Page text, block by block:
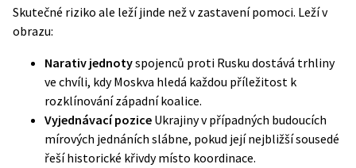
Skutečné riziko ale leží jinde než v zastavení pomoci. Leží v
obrazu:
Narativ jednotyspojenců proti Rusku dostává trhliny
ve chvíli, kdy Moskva hledá každou příležitost k
rozklínování západní koalice.
Vyjednávací pozice Ukrajiny v případných budoucích
mírových jednáních slábne, pokud její nejbližší sousedé
řeší historické křivdy místo koordinace.